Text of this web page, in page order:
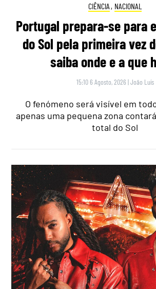
CIÊNCIA , NACIONAL
Portugal prepara-se para
do Sol pela primeira vez
saiba onde e a que
15:10 6 Agosto, 2026 |João Luís
O fenómeno será visível em
apenas uma pequena zona
total do Sol